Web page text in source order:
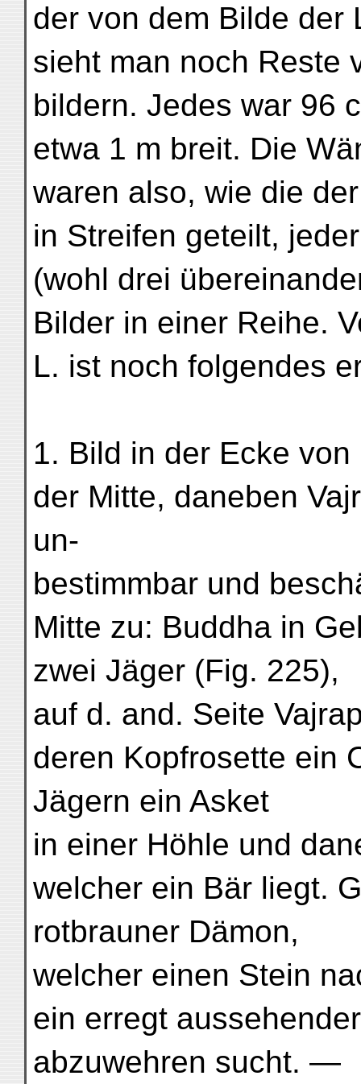
der von dem Bilde der
sieht man noch Reste
bildern. Jedes war 96
etwa 1 m breit. Die
waren also, wie die
in Streifen geteilt,
(wohl drei
Bilder in einer Reihe.
L. ist noch folgendes
1. Bild in der Ecke
der Mitte, daneben
un-
bestimmbar und
Mitte zu: Buddha in
zwei Jäger (Fig. 225),
auf d. and. Seite
deren Kopfrosette ein
Jägern ein Asket
in einer Höhle und
welcher ein Bär liegt.
rotbrauner Dämon,
welcher einen Stein
ein erregt
abzuwehren sucht. —